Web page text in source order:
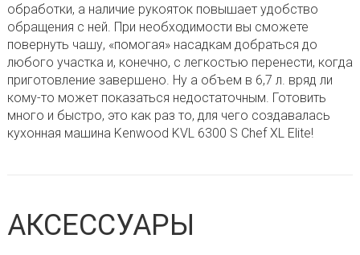
обработки, а наличие рукояток повышает удобство
обращения с ней. При необходимости вы сможете
повернуть чашу, «помогая» насадкам добраться до
любого участка и, конечно, с легкостью перенести, когда
приготовление завершено. Ну а объем в 6,7 л. вряд ли
кому-то может показаться недостаточным. Готовить
много и быстро, это как раз то, для чего создавалась
кухонная машина Kenwood KVL 6300 S Chef XL Elite!
АКСЕССУАРЫ